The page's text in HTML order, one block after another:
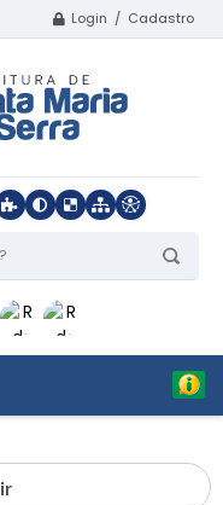
Login / Cadastro